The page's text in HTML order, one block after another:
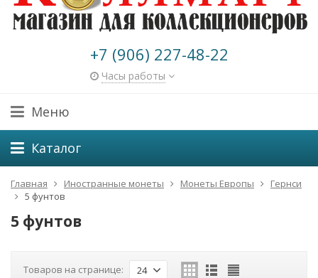
+7 (906) 227-48-22
Часы работы
Меню
Каталог
Главная Иностранные монеты Монеты Европы
Гернси
5 фунтов
5 фунтов
Товаров на странице: 24